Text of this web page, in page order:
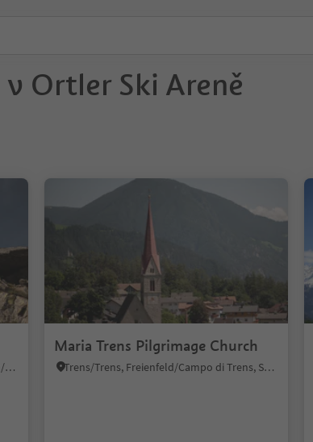
Ortler Ski Areně
Scena/Schenna, Hafling/Avelengo, Meran/Merano and environs
Maria Trens Pilgrimage Church
Trens/Trens, Freienfeld/Campo di Trens, Sterzing/Vipiteno and environs